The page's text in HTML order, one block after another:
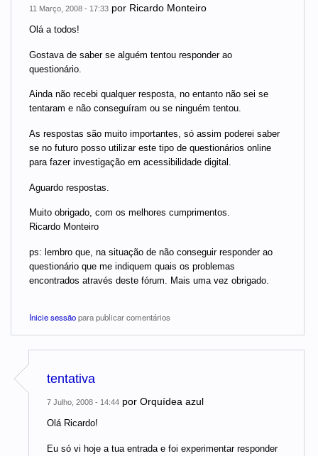
11 Março, 2008 - 17:33 por Ricardo Monteiro
Olá a todos!
Gostava de saber se alguém tentou responder ao
questionário.
Ainda não recebi qualquer resposta, no entanto não sei se
tentaram e não conseguíram ou se ninguém tentou.
As respostas são muito importantes, só assim poderei saber
se no futuro posso utilizar este tipo de questionários online
para fazer investigação em acessibilidade digital.
Aguardo respostas.
Muito obrigado, com os melhores cumprimentos.
Ricardo Monteiro
ps: lembro que, na situação de não conseguir responder ao
questionário que me indiquem quais os problemas
encontrados através deste fórum. Mais uma vez obrigado.
Inicie sessãopara publicar comentários
tentativa
7 Julho, 2008 - 14:44 por Orquídea azul
Olá Ricardo!
Eu só vi hoje a tua entrada e foi experimentar responder